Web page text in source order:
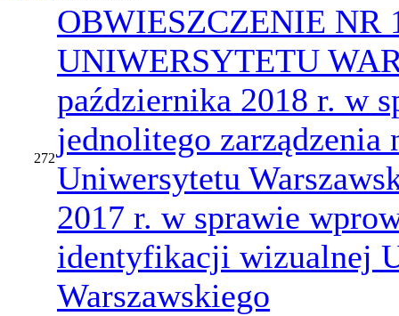
272
OBWIESZCZENIE NR
UNIWERSYTETU
października 2018 r. w
jednolitego zarządzenia
Uniwersytetu
2017 r. w sprawie
identyfikacji wizualnej
Warszawskiego